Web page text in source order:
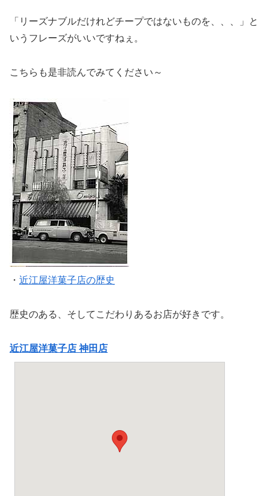
「リーズナブルだけれどチープではないものを、、、」と
いうフレーズがいいですねぇ。
こちらも是非読んでみてください～
・ 近江屋洋菓子店の歴史
歴史のある、そしてこだわりあるお店が好きです。
近江屋洋菓子店 神田店